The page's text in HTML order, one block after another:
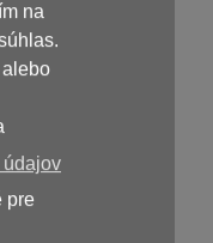
na
údajov
pre